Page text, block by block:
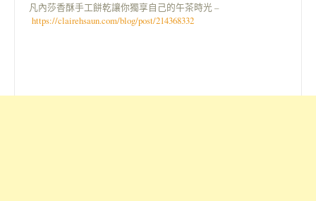
凡內莎香酥手工餅乾讓你獨享自己的午茶時光 –
https://clairehsaun.com/blog/post/214368332